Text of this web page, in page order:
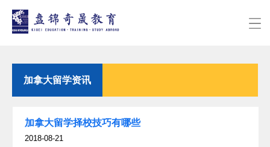
加拿大留学资讯
加拿大留学择校技巧有哪些
2018-08-21